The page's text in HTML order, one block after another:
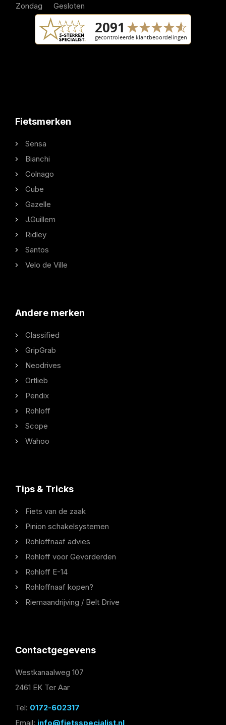
Zondag
Gesloten
Fietsmerken
Sensa
Bianchi
Colnago
Cube
Gazelle
J.Guillem
Ridley
Santos
Velo de Ville
Andere merken
Classified
GripGrab
Neodrives
Ortlieb
Pendix
Rohloff
Scope
Wahoo
Tips & Tricks
Fiets van de zaak
Pinion schakelsystemen
Rohloffnaaf advies
Rohloff voor Gevorderden
Rohloff E-14
Rohloffnaaf kopen?
Riemaandrijving / Belt Drive
Contactgegevens
Westkanaalweg 107
2461 EK Ter Aar
Tel: 0172-602317
Email: info@fietsspecialist.nl